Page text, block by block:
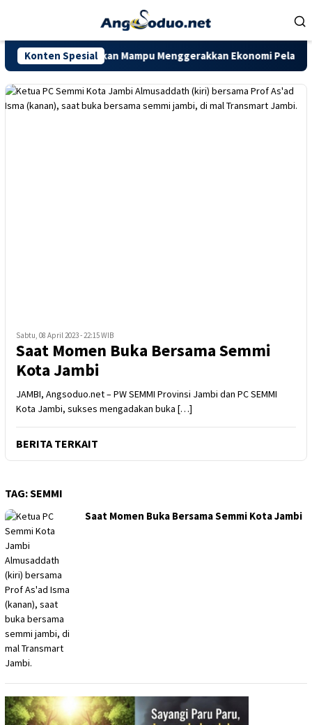
Konten Spesial
Diharapkan Mampu Menggerakkan Ekonomi Pelaku UMKM
Sabtu, 08 April 2023 - 22:15 WIB
Saat Momen Buka Bersama Semmi
Kota Jambi
JAMBI, Angsoduo.net – PW SEMMI Provinsi Jambi dan PC SEMMI
Kota Jambi, sukses mengadakan buka […]
BERITA TERKAIT
TAG:SEMMI
Saat Momen Buka Bersama Semmi Kota Jambi